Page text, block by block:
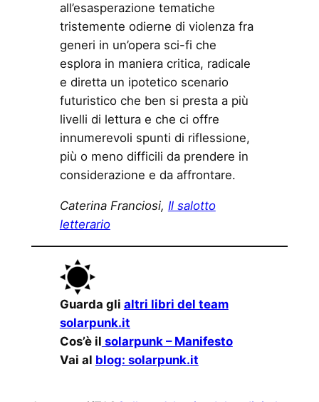
all’esasperazione tematiche
tristemente odierne di violenza fra
generi in un’opera sci-fi che
esplora in maniera critica, radicale
e diretta un ipotetico scenario
futuristico che ben si presta a più
livelli di lettura e che ci offre
innumerevoli spunti di riflessione,
più o meno difficili da prendere in
considerazione e da affrontare.
Caterina Franciosi, Il salotto
letterario
Guarda gli altri libri del team
solarpunk.it
Cos’è il solarpunk – Manifesto
Vai al blog: solarpunk.it